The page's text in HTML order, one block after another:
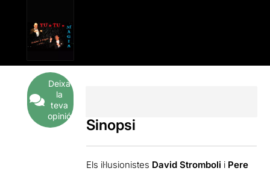
Deixa
la
teva
opinió
Sinopsi
Els il·lusionistes David Stromboli i Pere